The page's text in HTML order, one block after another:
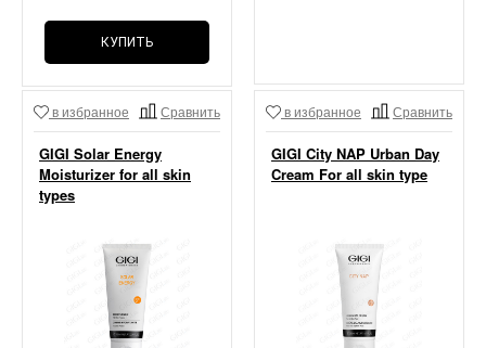
КУПИТЬ
в избранное Сравнить
GIGI Solar Energy
Moisturizer for all skin
types
в избранное Сравнить
GIGI City NAP Urban Day
Cream For all skin type